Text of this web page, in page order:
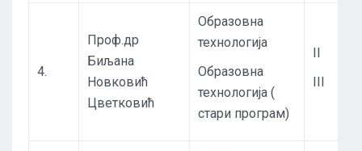
4.
Проф.др
Биљана
Новковић
Цветковић
Образовна
технологија
Образовна
технологија (
стари програм)
II
III